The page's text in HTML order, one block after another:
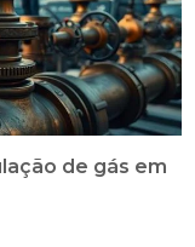
de gás em